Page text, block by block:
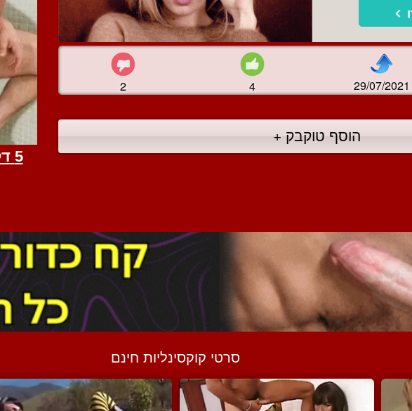
2 4 29/07/2021
הוסף טוקבק +
סרטי קוקסינליות חינם